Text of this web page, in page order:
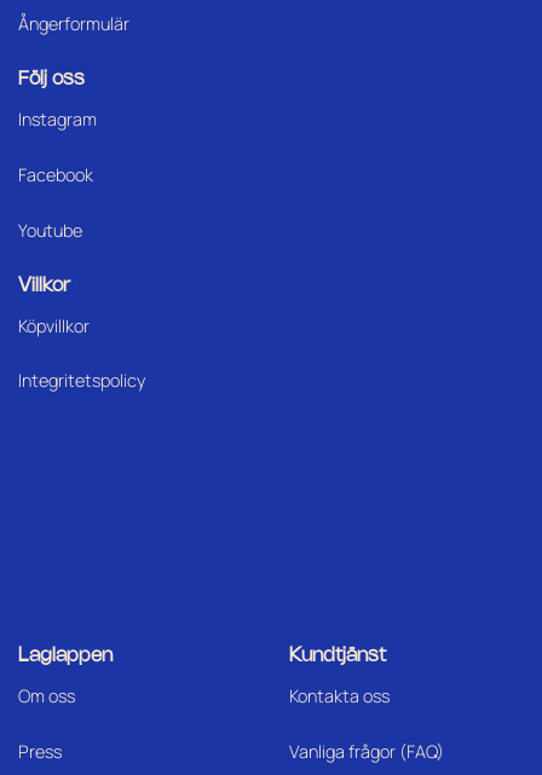
Ångerformulär
Följ oss
Instagram
Facebook
Youtube
Villkor
Köpvillkor
Integritetspolicy
Laglappen
Om oss
Press
Kundtjänst
Kontakta oss
Vanliga frågor (FAQ)